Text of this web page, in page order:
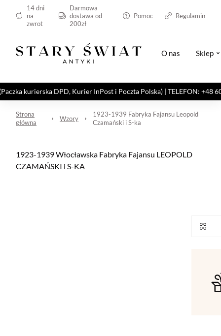
14 dni
na
zwrot
Darmowa
dostawa od
200zł
Pomoc Regulamin
O nas Sklep
kurierska DPD, Kurier InPost i Poczta Polska) | TELEFON: +48
Strona
główna
Wzory
1923-1939 Fabryka Fajansu Leopold
Czamański i S-ka
1923-1939 Włocławska Fabryka Fajansu LEOPOLD
CZAMAŃSKI i S-KA